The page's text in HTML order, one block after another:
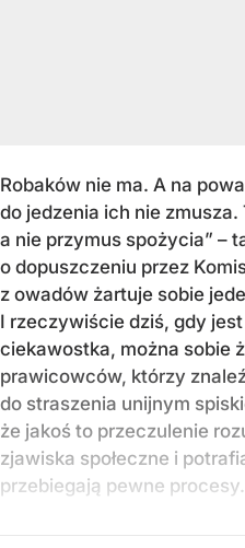
Robaków nie ma. A na
do jedzenia ich nie
a nie przymus spożycia” –
o dopuszczeniu przez
z owadów żartuje sobie
I rzeczywiście dziś, gdy
ciekawostka, można sobie
prawicowców, którzy
do straszenia unijnym
że jakoś to przeczulenie
zjawiska społeczne i
przebiegają pewne procesy.